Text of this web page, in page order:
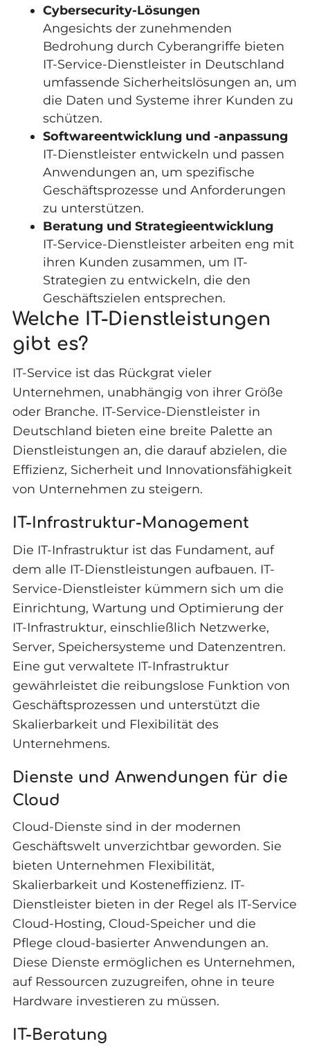
Cybersecurity-Lösungen
Angesichts der zunehmenden
Bedrohung durch Cyberangriffe bieten
IT-Service-Dienstleister in Deutschland
umfassende Sicherheitslösungen an, um
die Daten und Systeme ihrer Kunden zu
schützen.
Softwareentwicklung und -anpassung
IT-Dienstleister entwickeln und passen
Anwendungen an, um spezifische
Geschäftsprozesse und Anforderungen
zu unterstützen.
Beratung und Strategieentwicklung
IT-Service-Dienstleister arbeiten eng mit
ihren Kunden zusammen, um IT-
Strategien zu entwickeln, die den
Geschäftszielen entsprechen.
Welche IT-Dienstleistungen
gibt es?
IT-Service ist das Rückgrat vieler
Unternehmen, unabhängig von ihrer Größe
oder Branche. IT-Service-Dienstleister in
Deutschland bieten eine breite Palette an
Dienstleistungen an, die darauf abzielen, die
Effizienz, Sicherheit und Innovationsfähigkeit
von Unternehmen zu steigern.
IT-Infrastruktur-Management
Die IT-Infrastruktur ist das Fundament, auf
dem alle IT-Dienstleistungen aufbauen. IT-
Service-Dienstleister kümmern sich um die
Einrichtung, Wartung und Optimierung der
IT-Infrastruktur, einschließlich Netzwerke,
Server, Speichersysteme und Datenzentren.
Eine gut verwaltete IT-Infrastruktur
gewährleistet die reibungslose Funktion von
Geschäftsprozessen und unterstützt die
Skalierbarkeit und Flexibilität des
Unternehmens.
Dienste und Anwendungen für die
Cloud
Cloud-Dienste sind in der modernen
Geschäftswelt unverzichtbar geworden. Sie
bieten Unternehmen Flexibilität,
Skalierbarkeit und Kosteneffizienz. IT-
Dienstleister bieten in der Regel als IT-Service
Cloud-Hosting, Cloud-Speicher und die
Pflege cloud-basierter Anwendungen an.
Diese Dienste ermöglichen es Unternehmen,
auf Ressourcen zuzugreifen, ohne in teure
Hardware investieren zu müssen.
IT-Beratung